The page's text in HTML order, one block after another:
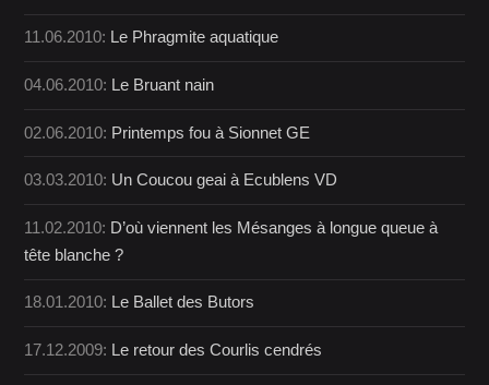
11.06.2010: Le Phragmite aquatique
04.06.2010: Le Bruant nain
02.06.2010: Printemps fou à Sionnet GE
03.03.2010: Un Coucou geai à Ecublens VD
11.02.2010: D’où viennent les Mésanges à longue queue à
tête blanche ?
18.01.2010: Le Ballet des Butors
17.12.2009: Le retour des Courlis cendrés